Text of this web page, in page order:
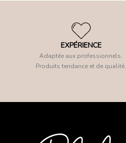
EXPÉRIENCE
Adaptée aux professionnels.
Produits tendance et de qualité.